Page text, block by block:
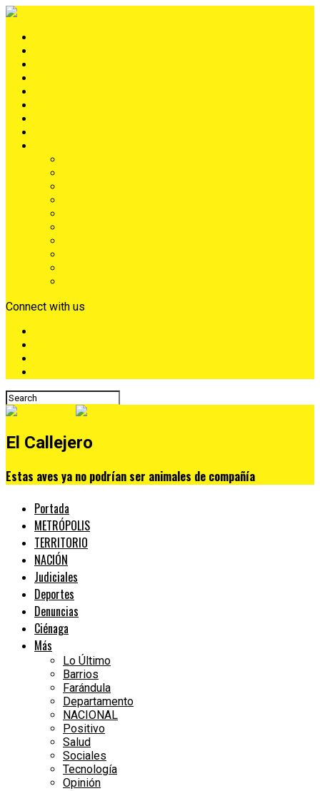
Connect with us
El Callejero
Estas aves ya no podrían ser animales de compañía
Portada
METRÓPOLIS
TERRITORIO
NACIÓN
Judiciales
Deportes
Denuncias
Ciénaga
Más
Lo Último
Barrios
Farándula
Departamento
NACIONAL
Positivo
Salud
Sociales
Tecnología
Opinión